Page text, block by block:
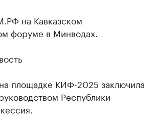
на Кавказском
форуме в Минводах.
площадке КИФ-2025 заключила
Республики